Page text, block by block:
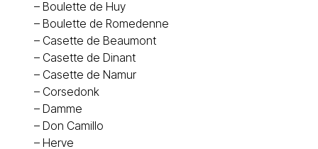
– Boulette de Huy
– Boulette de Romedenne
– Casette de Beaumont
– Casette de Dinant
– Casette de Namur
– Corsedonk
– Damme
– Don Camillo
– Herve